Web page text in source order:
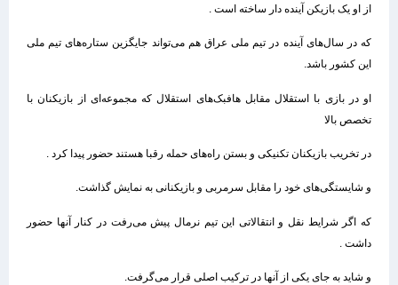
از او یک بازیکن آینده دار ساخته است .
که در سال‌های آینده در تیم ملی عراق هم می‌تواند جایگزین ستاره‌های تیم ملی
این کشور باشد.
او در بازی با استقلال مقابل هافبک‌های استقلال که مجموعه‌ای از بازیکنان با
تخصص بالا
در تخریب بازیکنان تکنیکی و بستن راه‌های حمله رقبا هستند حضور پیدا کرد .
و شایستگی‌های خود را مقابل سرمربی و بازیکنانی به نمایش گذاشت.
که اگر شرایط نقل و انتقالاتی این تیم نرمال پیش می‌رفت در کنار آنها حضور
داشت .
و شاید به جای یکی از آنها در ترکیب اصلی قرار می‌گرفت.